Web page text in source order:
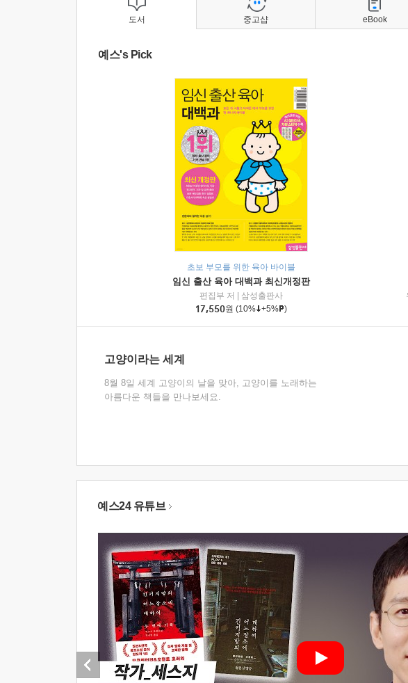
도서
예스's Pick
초보 부모를 위한 육아 바이블
임신 출산 육아 대백과 최신개정판
편집부 저
삼성출판사
17,550원 (10% +5% )
고양이라는 세계
8월 8일 세계 고양이의 날을 맞아, 고양이를 노래하는
아름다운 책들을 만나보세요.
중고샵 eBook
예스24 유튜브